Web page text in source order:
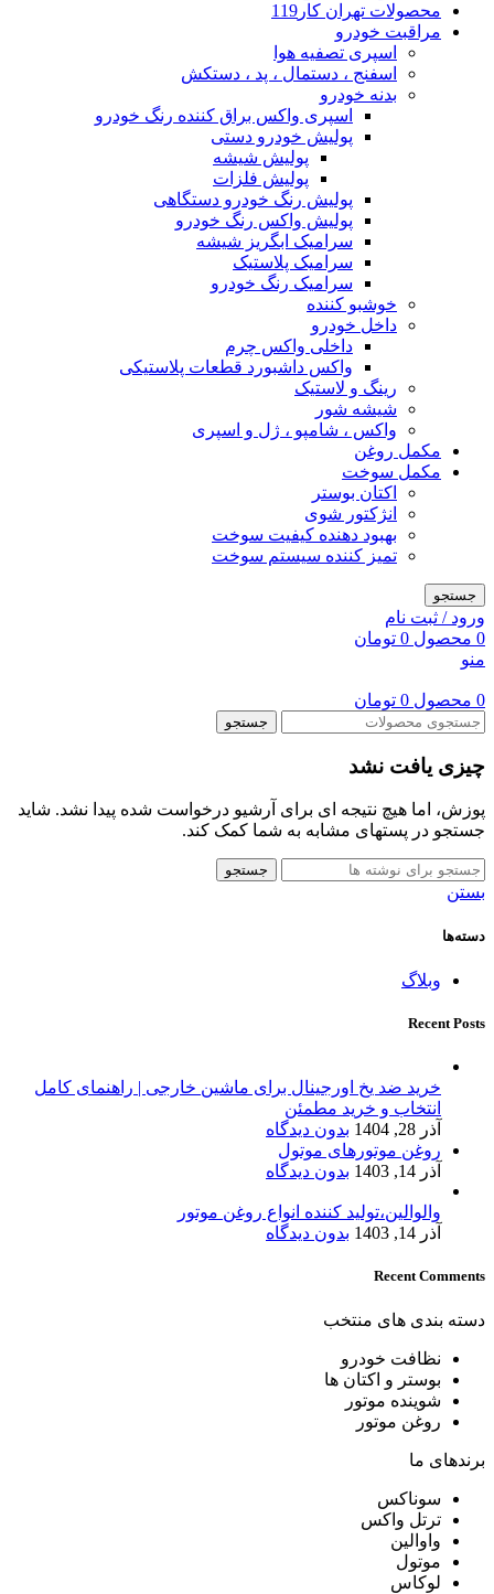
محصولات تهران کار119
مراقبت خودرو
اسپری تصفیه هوا
اسفنج ، دستمال ، پد ، دستکش
بدنه خودرو
اسپری واکس براق کننده رنگ خودرو
پولیش خودرو دستی
پولیش شیشه
پولیش فلزات
پولیش رنگ خودرو دستگاهی
پولیش واکس رنگ خودرو
سرامیک ابگریز شیشه
سرامیک پلاستیک
سرامیک رنگ خودرو
خوشبو کننده
داخل خودرو
داخلی واکس چرم
واکس داشبورد قطعات پلاستیکی
رینگ و لاستیک
شیشه شور
واکس ، شامپو ، ژل و اسپری
مکمل روغن
مکمل سوخت
اکتان بوستر
انژکتور شوی
بهبود دهنده کیفیت سوخت
تمیز کننده سیستم سوخت
جستجو
ورود / ثبت نام
0 محصول 0 تومان
منو
0 محصول 0 تومان
جستجو
چیزی یافت نشد
پوزش، اما هیچ نتیجه ای برای آرشیو درخواست شده پیدا نشد. شاید
جستجو در پستهای مشابه به شما کمک کند.
جستجو
بستن
دسته‌ها
وبلاگ
Recent Posts
خرید ضد یخ اورجینال برای ماشین خارجی | راهنمای کامل
انتخاب و خرید مطمئن
آذر 28, 1404
بدون دیدگاه
روغن موتورهای موتول
آذر 14, 1403
بدون دیدگاه
والوالین،تولید کننده انواع روغن موتور
آذر 14, 1403
بدون دیدگاه
Recent Comments
دسته بندی های منتخب
نظافت خودرو
بوستر و اکتان ها
شوینده موتور
روغن موتور
برندهای ما
سوناکس
ترتل واکس
واوالین
موتول
لوکاس